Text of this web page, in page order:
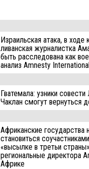
Израильская атака, в ходе
ливанская журналистка
быть расследована как
анализ Amnesty
Гватемала: узники
Чаклан смогут вернуться
Африканские
становиться
«высылке в третьи
региональные директора
Африке